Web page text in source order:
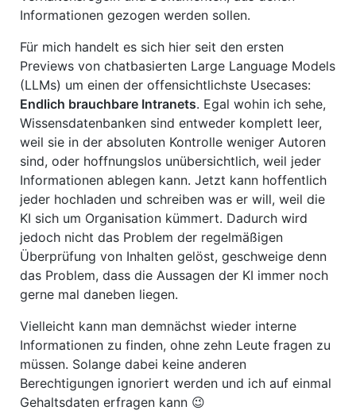
Informationen gezogen werden sollen.
Für mich handelt es sich hier seit den ersten
Previews von chatbasierten Large Language Models
(LLMs) um einen der offensichtlichste Usecases:
Endlich brauchbare Intranets. Egal wohin ich sehe,
Wissensdatenbanken sind entweder komplett leer,
weil sie in der absoluten Kontrolle weniger Autoren
sind, oder hoffnungslos unübersichtlich, weil jeder
Informationen ablegen kann. Jetzt kann hoffentlich
jeder hochladen und schreiben was er will, weil die
KI sich um Organisation kümmert. Dadurch wird
jedoch nicht das Problem der regelmäßigen
Überprüfung von Inhalten gelöst, geschweige denn
das Problem, dass die Aussagen der KI immer noch
gerne mal daneben liegen.
Vielleicht kann man demnächst wieder interne
Informationen zu finden, ohne zehn Leute fragen zu
müssen. Solange dabei keine anderen
Berechtigungen ignoriert werden und ich auf einmal
Gehaltsdaten erfragen kann 😉